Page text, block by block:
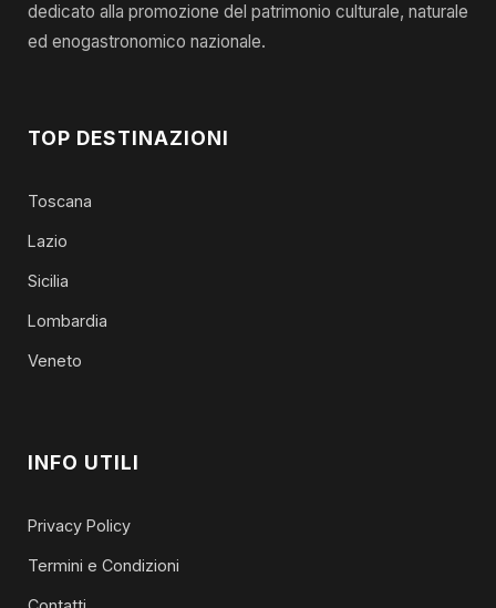
dedicato alla promozione del patrimonio culturale, naturale
ed enogastronomico nazionale.
TOP DESTINAZIONI
Toscana
Lazio
Sicilia
Lombardia
Veneto
INFO UTILI
Privacy Policy
Termini e Condizioni